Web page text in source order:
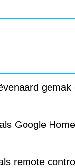
Google
remote